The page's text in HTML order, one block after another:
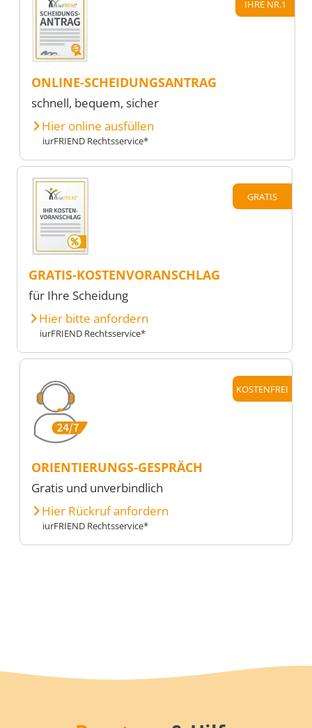
IHRE NR.1
ONLINE-SCHEIDUNGSANTRAG
schnell, bequem, sicher
Hier online ausfüllen
iurFRIEND Rechtsservice*
GRATIS
GRATIS-KOSTENVORANSCHLAG
für Ihre Scheidung
Hier bitte anfordern
iurFRIEND Rechtsservice*
KOSTENFREI
ORIENTIERUNGS-GESPRÄCH
Gratis und unverbindlich
Hier Rückruf anfordern
iurFRIEND Rechtsservice*